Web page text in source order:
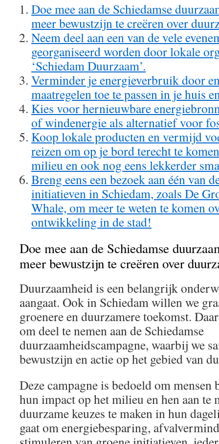
Doe mee aan de Schiedamse
meer bewustzijn te creëren over
Neem deel aan een van de vele
georganiseerd worden door lokale
‘Schiedam Duurzaam’.
Verminder je energieverbruik door
maatregelen toe te passen in je huis
Kies voor hernieuwbare
of windenergie als alternatief voor
Koop lokale producten en vermijd
reizen om op je bord terecht te
milieu en ook nog eens lekkerder
Breng eens een bezoek aan één van
initiatieven in Schiedam, zoals De
Whale, om meer te weten te komen
ontwikkeling in de stad!
Doe mee aan de Schiedamse
meer bewustzijn te creëren over
Duurzaamheid is een belangrijk
aangaat. Ook in Schiedam willen we
groenere en duurzamere toekomst.
om deel te nemen aan de Schiedamse
duurzaamheidscampagne, waarbij we
bewustzijn en actie op het gebied van
Deze campagne is bedoeld om mensen
hun impact op het milieu en hen aan te
duurzame keuzes te maken in hun
gaat om energiebesparing,